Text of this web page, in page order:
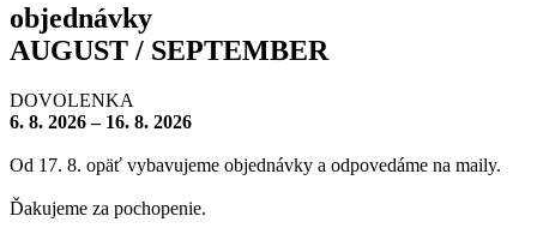
objednávky
AUGUST / SEPTEMBER
DOVOLENKA
6. 8. 2026 – 16. 8. 2026
Od 17. 8. opäť vybavujeme objednávky a odpovedáme na maily.
Ďakujeme za pochopenie.